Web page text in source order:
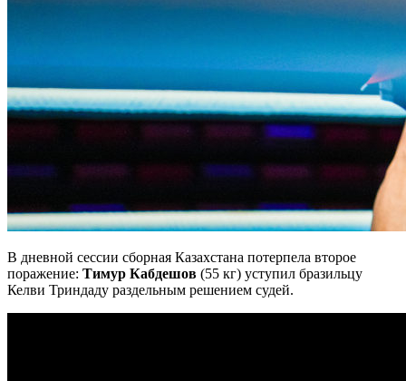
В дневной сессии сборная Казахстана потерпела второе
поражение: Тимур Кабдешов (55 кг) уступил бразильцу
Келви Триндаду раздельным решением судей.